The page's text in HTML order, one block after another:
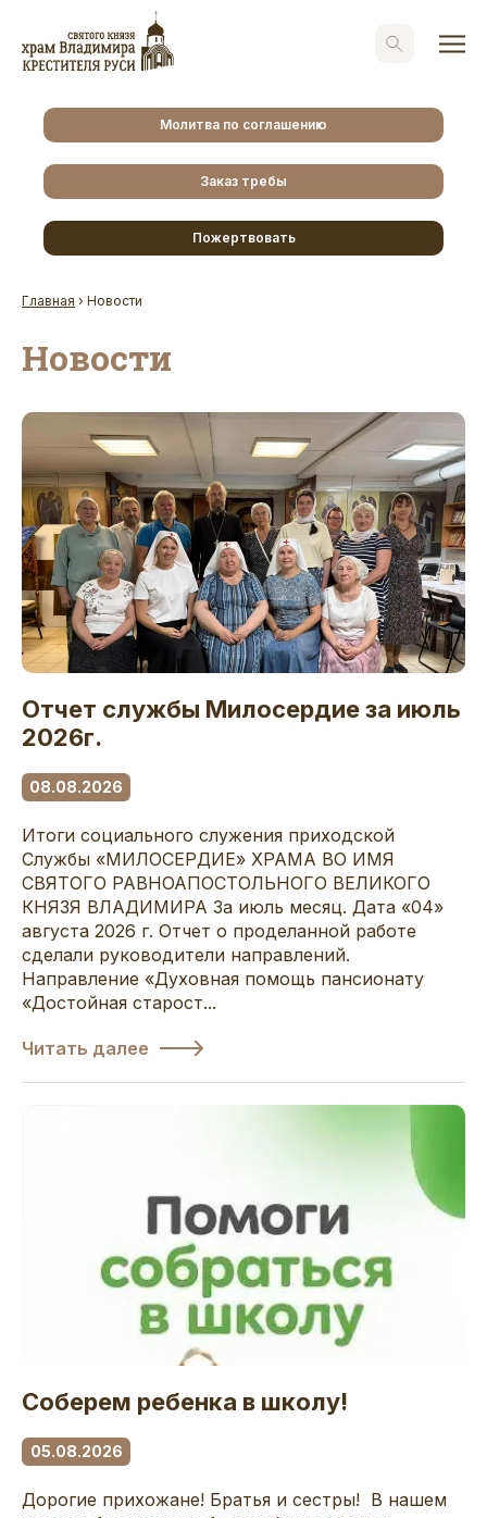
Молитва по соглашению
Заказ требы
Пожертвовать
Главная › Новости
Новости
Отчет службы Милосердие за июль
2026г.
08.08.2026
Итоги социального служения приходской
Службы «МИЛОСЕРДИЕ» ХРАМА ВО ИМЯ
СВЯТОГО РАВНОАПОСТОЛЬНОГО ВЕЛИКОГО
КНЯЗЯ ВЛАДИМИРА За июль месяц. Дата «04»
августа 2026 г. Отчет о проделанной работе
сделали руководители направлений.
Направление «Духовная помощь пансионату
«Достойная старост...
Читать далее
Соберем ребенка в школу!
05.08.2026
Дорогие прихожане! Братья и сестры! В нашем